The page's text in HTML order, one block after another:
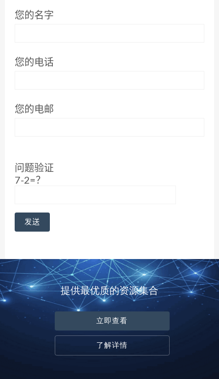
您的名字
您的电话
您的电邮
问题验证
7-2=？
提供最优质的资源集合
立即查看
了解详情